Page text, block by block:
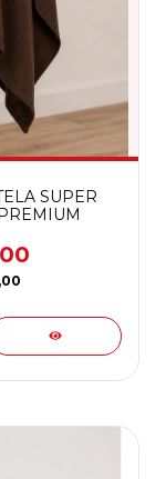
SUPER